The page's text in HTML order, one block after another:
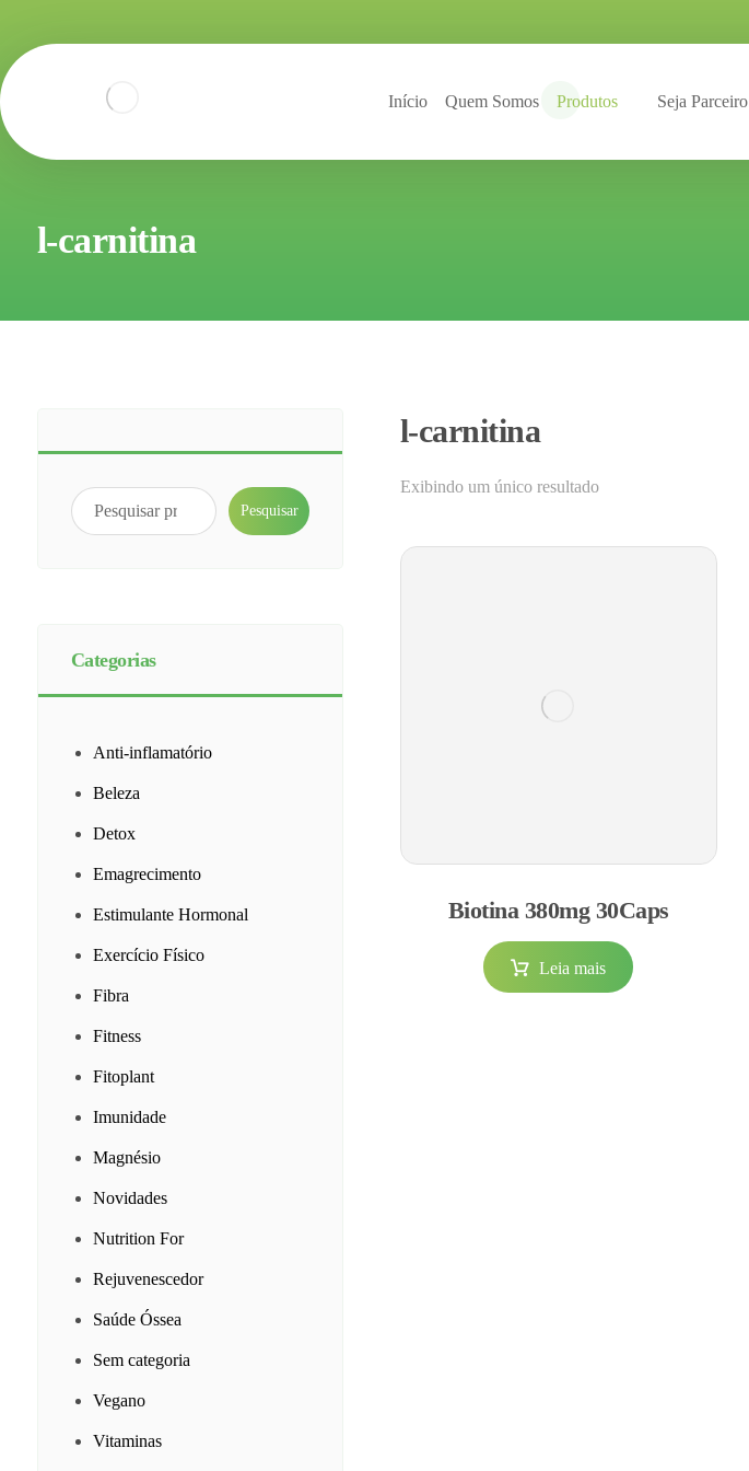
Início Quem Somos Produtos Seja Parceiro
l-carnitina
l-carnitina
Exibindo um único resultado
Biotina 380mg 30Caps
Leia mais
Pesquisar
Categorias
Anti-inflamatório
Beleza
Detox
Emagrecimento
Estimulante Hormonal
Exercício Físico
Fibra
Fitness
Fitoplant
Imunidade
Magnésio
Novidades
Nutrition For
Rejuvenescedor
Saúde Óssea
Sem categoria
Vegano
Vitaminas